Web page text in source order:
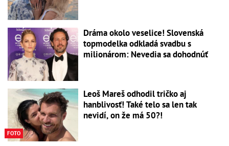
Dráma okolo veselice! Slovenská
topmodelka odkladá svadbu s
milionárom: Nevedia sa dohodnúť
FOTO
Leoš Mareš odhodil tričko aj
hanblivosť! Také telo sa len tak
nevidí, on že má 50?!